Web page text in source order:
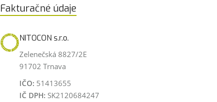
Fakturačné údaje
NITOCON s.r.o.
Zelenečská 8827/2E
91702 Trnava
IČO: 51413655
IČ DPH: SK2120684247